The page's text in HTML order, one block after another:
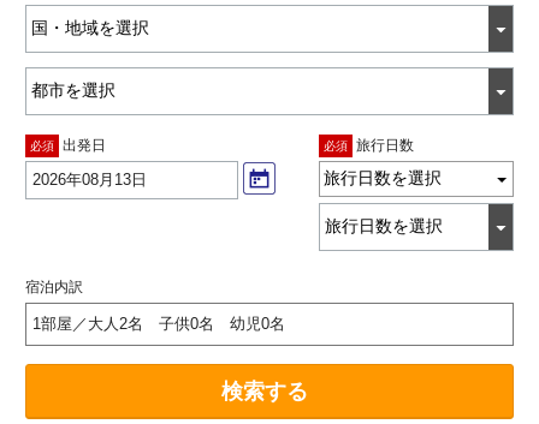
必須 出発日
2026年08月13日
必須 旅行日数
旅行日数を選択
宿泊内訳
1部屋／大人2名 子供0名 幼児0名
検索する